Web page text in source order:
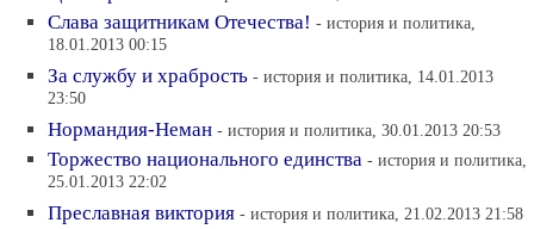
Слава защитникам Отечества! - история и политика,
18.01.2013 00:15
За службу и храбрость - история и политика, 14.01.2013
23:50
Нормандия-Неман - история и политика, 30.01.2013 20:53
Торжество национального единства - история и политика,
25.01.2013 22:02
Преславная виктория - история и политика, 21.02.2013 21:58